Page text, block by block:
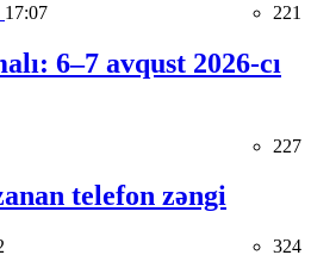
17:07 221
6–7 avqust 2026-cı
227
telefon zəngi
324